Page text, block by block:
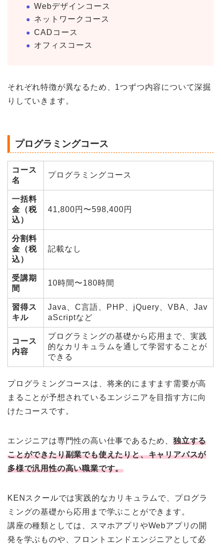
Webデザインコース
ネットワークコース
CADコース
オフィスコース
それぞれ特徴が異なるため、1つずつ内容について深掘
りしていきます。
プログラミングコース
コース
名
プログラミングコース
一括料
金（税
込）
41,800円〜598,400円
分割料
金（税
込）
記載なし
受講期
間
10時間〜180時間
習得ス
キル
Java、C言語、PHP、jQuery、VBA、Jav
aScriptなど
コース
内容
プログラミングの基礎から応用まで、実践
的なカリキュラムを通して学習することが
できる
プログラミングコースは、将来的にますます需要が高
まることが予想されているエンジニアを目指す方に向
けたコースです。
エンジニアは専門性の高い仕事であるため、 独立する
ことができたり副業でも使えたりと、キャリアパスが
多様で汎用性の高い職業です。
KENスクールでは実践的なカリキュラムで、プログラ
ミングの基礎から応用まで学ぶことができます。
講座の種類としては、スマホアプリやWebアプリの開
発を学ぶものや、フロントエンドエンジニアとして必